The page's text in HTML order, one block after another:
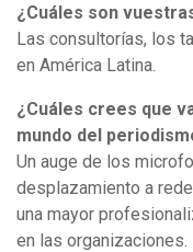
¿Cuáles son
Las consultorías, los
en América Latina.
¿Cuáles crees que
mundo del
Un auge de los
desplazamiento a
una mayor
en las organizaciones.